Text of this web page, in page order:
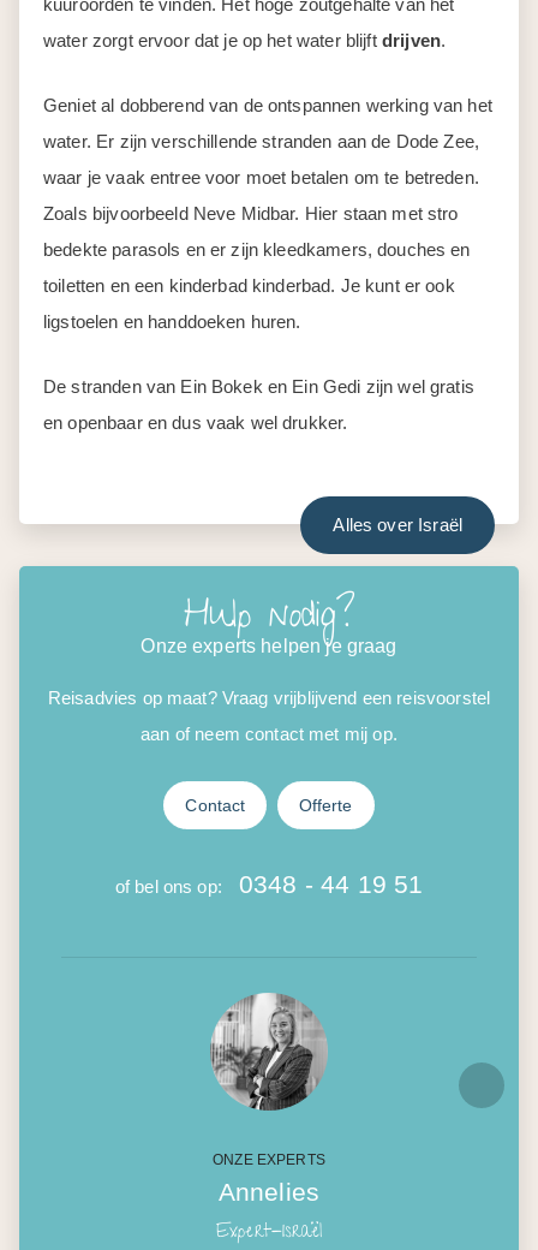
kuuroorden te vinden. Het hoge zoutgehalte van het
water zorgt ervoor dat je op het water blijft drijven.
Geniet al dobberend van de ontspannen werking van het
water. Er zijn verschillende stranden aan de Dode Zee,
waar je vaak entree voor moet betalen om te betreden.
Zoals bijvoorbeeld Neve Midbar. Hier staan met stro
bedekte parasols en er zijn kleedkamers, douches en
toiletten en een kinderbad kinderbad. Je kunt er ook
ligstoelen en handdoeken huren.
De stranden van Ein Bokek en Ein Gedi zijn wel gratis
en openbaar en dus vaak wel drukker.
Alles over Israël
Hulp nodig?
Onze experts helpen je graag
Reisadvies op maat? Vraag vrijblijvend een reisvoorstel
aan of neem contact met mij op.
Contact Offerte
of bel ons op: 0348 - 44 19 51
ONZE EXPERTS
Annelies
Expert-Israël